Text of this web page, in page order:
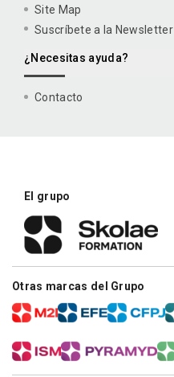
Site Map
Suscríbete a la Newsletter
¿Necesitas ayuda?
Contacto
El grupo
Otras marcas del Grupo